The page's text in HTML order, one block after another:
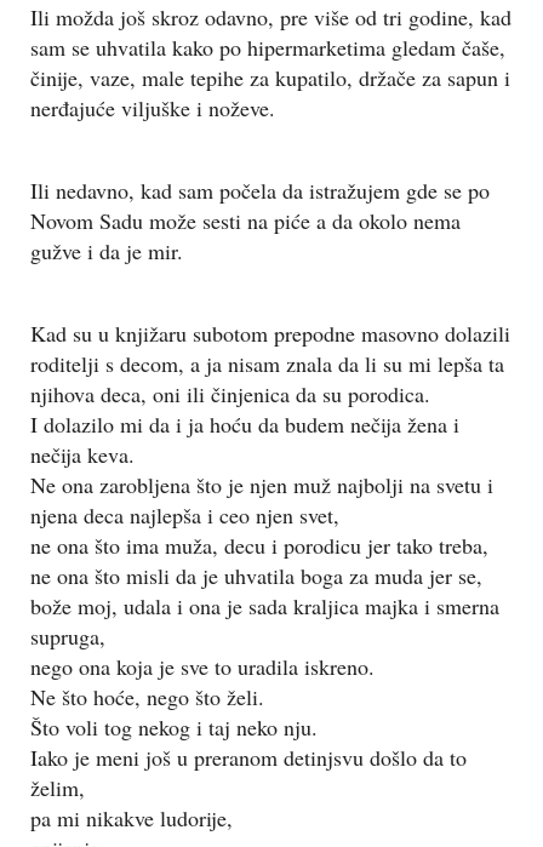
Ili možda još skroz odavno, pre više od tri godine, kad
sam se uhvatila kako po hipermarketima gledam čaše,
činije, vaze, male tepihe za kupatilo, držače za sapun i
nerđajuće viljuške i noževe.
Ili nedavno, kad sam počela da istražujem gde se po
Novom Sadu može sesti na piće a da okolo nema
gužve i da je mir.
Kad su u knjižaru subotom prepodne masovno dolazili
roditelji s decom, a ja nisam znala da li su mi lepša ta
njihova deca, oni ili činjenica da su porodica.
I dolazilo mi da i ja hoću da budem nečija žena i
nečija keva.
Ne ona zarobljena što je njen muž najbolji na svetu i
njena deca najlepša i ceo njen svet,
ne ona što ima muža, decu i porodicu jer tako treba,
ne ona što misli da je uhvatila boga za muda jer se,
bože moj, udala i ona je sada kraljica majka i smerna
supruga,
nego ona koja je sve to uradila iskreno.
Ne što hoće, nego što želi.
Što voli tog nekog i taj neko nju.
Iako je meni još u preranom detinjsvu došlo da to
želim,
pa mi nikakve ludorije,